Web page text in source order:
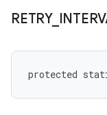
RETRY_
protected